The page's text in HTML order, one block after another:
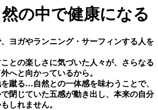
の中で健康になる
ヨガやランニング・サーフィンする⼈を
との楽しさに気づいた⼈々が、さらなる
へと向かっているから。
蹴る…⾃然との⼀体感を味わうことで、
閉じていた五感が動き出し、本来の⾃分
しれません。